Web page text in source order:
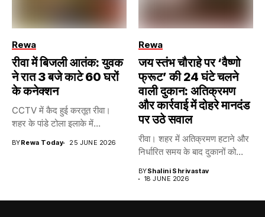
Rewa
रीवा में बिजली आतंक: युवक
ने रात 3 बजे काटे 60 घरों
के कनेक्शन
CCTV में कैद हुई करतूत रीवा।
शहर के पांडे टोला इलाके में...
BYRewa Today 25 JUNE 2026
Rewa
जय स्तंभ चौराहे पर ‘वैष्णो
फ्रूट’ की 24 घंटे चलने
वाली दुकान: अतिक्रमण
और कार्रवाई में दोहरे मानदंड
पर उठे सवाल
रीवा। शहर में अतिक्रमण हटाने और
निर्धारित समय के बाद दुकानों को...
BYShalini Shrivastav
18 JUNE 2026